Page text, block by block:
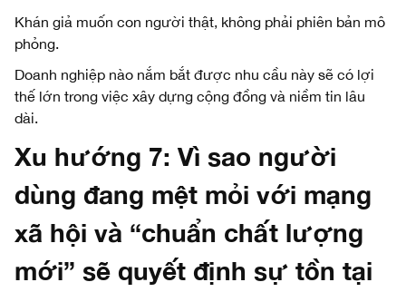
Khán giả muốn con người thật, không phải phiên bản mô
phỏng.
Doanh nghiệp nào nắm bắt được nhu cầu này sẽ có lợi
thế lớn trong việc xây dựng cộng đồng và niềm tin lâu
dài.
Xu hướng 7: Vì sao người
dùng đang mệt mỏi với mạng
xã hội và “chuẩn chất lượng
mới” sẽ quyết định sự tồn tại